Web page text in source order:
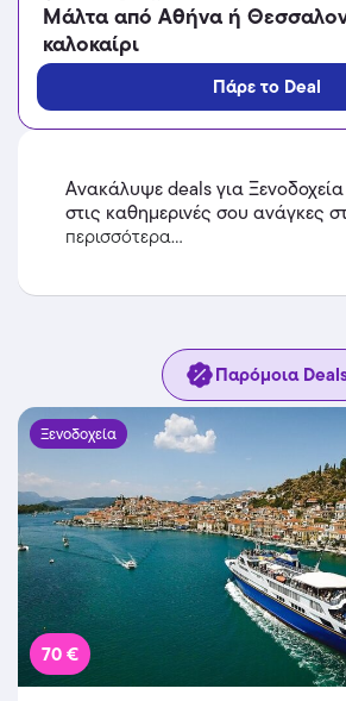
Μάλτα από Αθήνα ή
καλοκαίρι
Πάρε το Deal
Ανακάλυψε deals για Ξενοδοχεία
στις καθημερινές σου ανάγκες
περισσότερα...
Παρόμοια
Ξενοδοχεία
70 €